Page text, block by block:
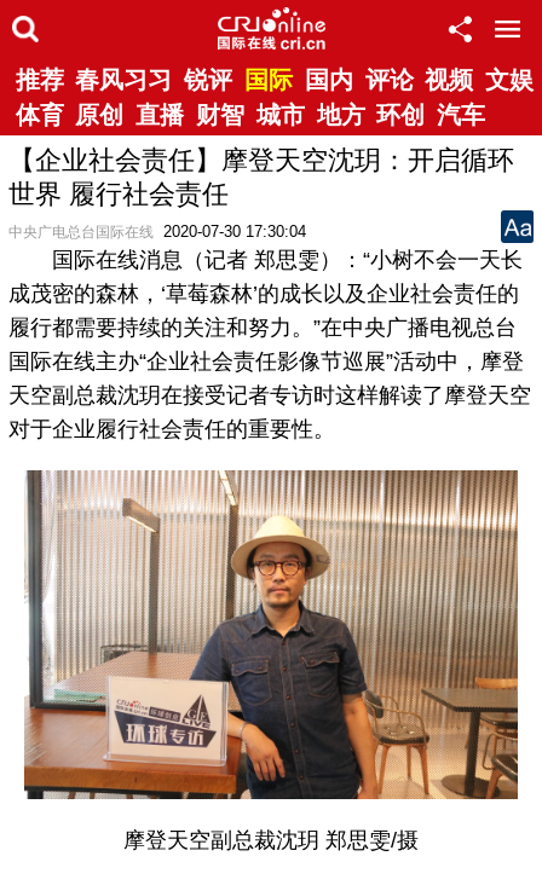
推荐 春风习习 锐评 国际 国内 评论 视频 文娱
体育 原创 直播 财智 城市 地方 环创 汽车
【企业社会责任】摩登天空沈玥：开启循环
世界 履行社会责任
中央广电总台国际在线 2020-07-30 17:30:04
国际在线消息（记者 郑思雯）：“小树不会一天长
成茂密的森林，‘草莓森林’的成长以及企业社会责任的
履行都需要持续的关注和努力。”在中央广播电视总台
国际在线主办“企业社会责任影像节巡展”活动中，摩登
天空副总裁沈玥在接受记者专访时这样解读了摩登天空
对于企业履行社会责任的重要性。
摩登天空副总裁沈玥 郑思雯/摄